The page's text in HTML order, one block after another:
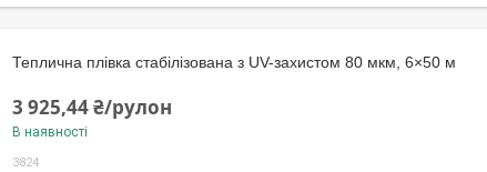
Теплична плівка стабілізована з UV-захистом 80 мкм, 6×50 м
3 925,44 ₴/рулон
В наявності
3824